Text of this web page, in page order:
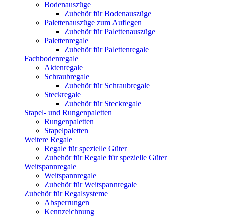
Bodenauszüge
Zubehör für Bodenauszüge
Palettenauszüge zum Auflegen
Zubehör für Palettenauszüge
Palettenregale
Zubehör für Palettenregale
Fachbodenregale
Aktenregale
Schraubregale
Zubehör für Schraubregale
Steckregale
Zubehör für Steckregale
Stapel- und Rungenpaletten
Rungenpaletten
Stapelpaletten
Weitere Regale
Regale für spezielle Güter
Zubehör für Regale für spezielle Güter
Weitspannregale
Weitspannregale
Zubehör für Weitspannregale
Zubehör für Regalsysteme
Absperrungen
Kennzeichnung